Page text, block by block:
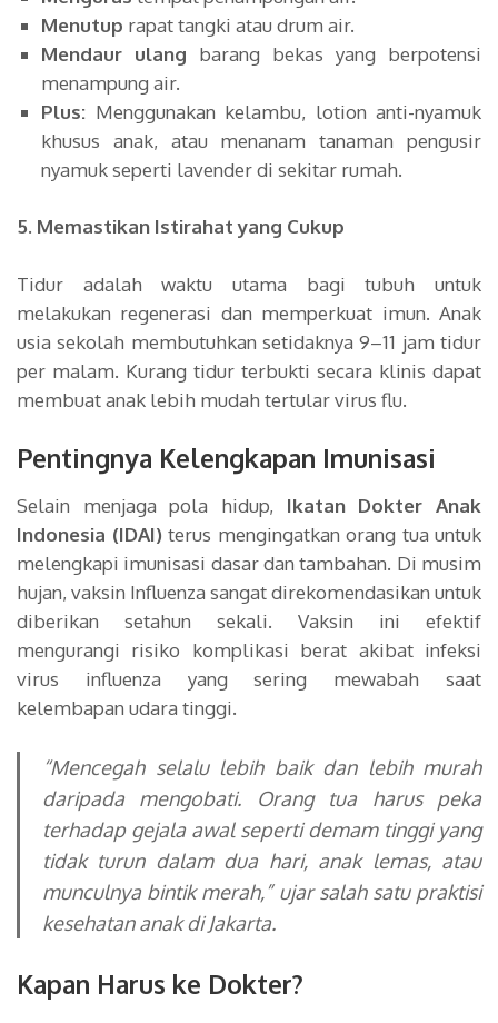
Menutup rapat tangki atau drum air.
Mendaur ulang barang bekas yang berpotensi
menampung air.
Plus: Menggunakan kelambu, lotion anti-nyamuk
khusus anak, atau menanam tanaman pengusir
nyamuk seperti lavender di sekitar rumah.
5. Memastikan Istirahat yang Cukup
Tidur adalah waktu utama bagi tubuh untuk
melakukan regenerasi dan memperkuat imun. Anak
usia sekolah membutuhkan setidaknya 9–11 jam tidur
per malam. Kurang tidur terbukti secara klinis dapat
membuat anak lebih mudah tertular virus flu.
Pentingnya Kelengkapan Imunisasi
Selain menjaga pola hidup, Ikatan Dokter Anak
Indonesia (IDAI) terus mengingatkan orang tua untuk
melengkapi imunisasi dasar dan tambahan. Di musim
hujan, vaksin Influenza sangat direkomendasikan untuk
diberikan setahun sekali. Vaksin ini efektif
mengurangi risiko komplikasi berat akibat infeksi
virus influenza yang sering mewabah saat
kelembapan udara tinggi.
“Mencegah selalu lebih baik dan lebih murah
daripada mengobati. Orang tua harus peka
terhadap gejala awal seperti demam tinggi yang
tidak turun dalam dua hari, anak lemas, atau
munculnya bintik merah,”ujar salah satu praktisi
kesehatan anak di Jakarta.
Kapan Harus ke Dokter?